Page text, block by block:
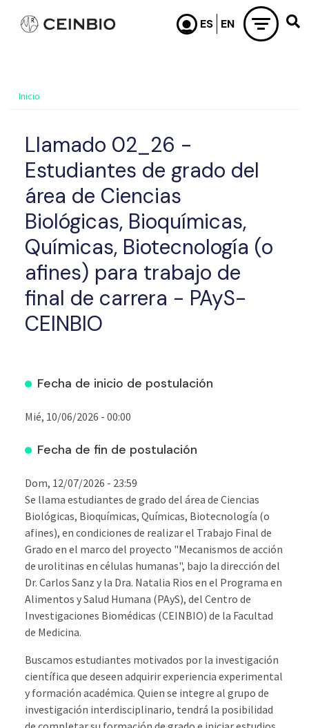
Pasar al contenido principal
Inicio
Llamado 02_26 -
Estudiantes de grado del
área de Ciencias
Biológicas, Bioquímicas,
Químicas, Biotecnología (o
afines) para trabajo de
final de carrera - PAyS-
CEINBIO
Fecha de inicio de postulación
Mié, 10/06/2026 - 00:00
Fecha de fin de postulación
Dom, 12/07/2026 - 23:59
Se llama estudiantes de grado del área de Ciencias
Biológicas, Bioquímicas, Químicas, Biotecnología (o
afines), en condiciones de realizar el Trabajo Final de
Grado en el marco del proyecto "Mecanismos de acción
de urolitinas en células humanas", bajo la dirección del
Dr. Carlos Sanz y la Dra. Natalia Rios en el Programa en
Alimentos y Salud Humana (PAyS), del Centro de
Investigaciones Biomédicas (CEINBIO) de la Facultad
de Medicina.
Buscamos estudiantes motivados por la investigación
científica que deseen adquirir experiencia experimental
y formación académica. Quien se integre al grupo de
investigación interdisciplinario, tendrá la posibilidad